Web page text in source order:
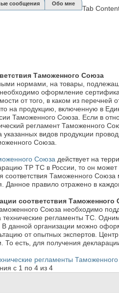
сообщения Обо мне
Tab
Таможенного Союза
нормами, на товары,
оформление
от того, в каком из
на продукцию, включенную в
Таможенного Союза. Если в
регламент Таможенного
указанных видов продукции
Союза.
Союза действует на
ТР ТС в России, то он
соответствия Таможенного
Данное правило отражено в
соответствия Таможенного
Союза необходимо
технические регламенты ТС.
данной организации можно
от опытных экспертов.
То есть, для получения
регламенты
с 1 по 4 из 4